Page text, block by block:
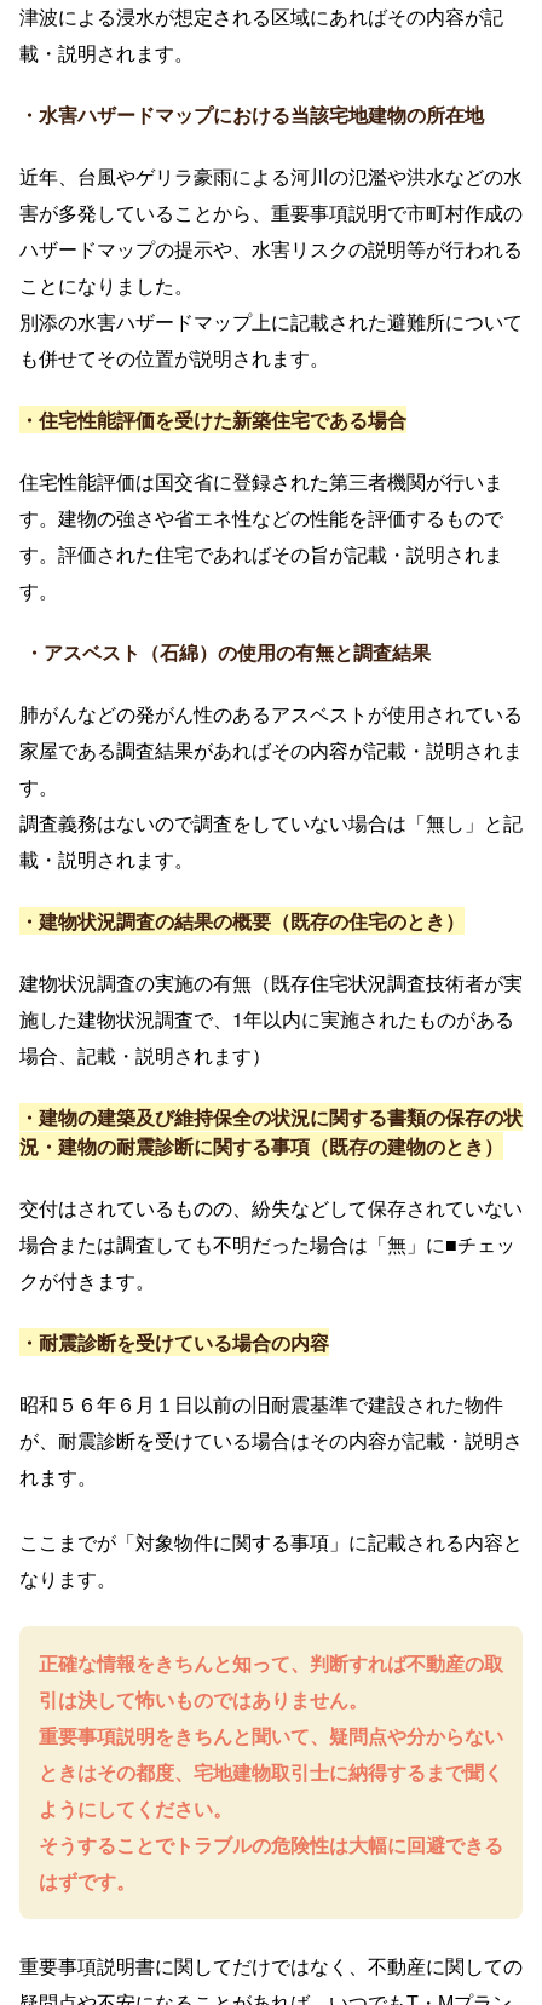
津波による浸水が想定される区域にあればその内容が記
載・説明されます。
・水害ハザードマップにおける当該宅地建物の所在地
近年、台風やゲリラ豪雨による河川の氾濫や洪水などの水
害が多発していることから、重要事項説明で市町村作成の
ハザードマップの提示や、水害リスクの説明等が行われる
ことになりました。
別添の水害ハザードマップ上に記載された避難所について
も併せてその位置が説明されます。
・住宅性能評価を受けた新築住宅である場合
住宅性能評価は国交省に登録された第三者機関が行いま
す。建物の強さや省エネ性などの性能を評価するもので
す。評価された住宅であればその旨が記載・説明されま
す。
・アスベスト（石綿）の使用の有無と調査結果
肺がんなどの発がん性のあるアスベストが使用されている
家屋である調査結果があればその内容が記載・説明されま
す。
調査義務はないので調査をしていない場合は「無し」と記
載・説明されます。
・建物状況調査の結果の概要（既存の住宅のとき）
建物状況調査の実施の有無（既存住宅状況調査技術者が実
施した建物状況調査で、1年以内に実施されたものがある
場合、記載・説明されます）
・建物の建築及び維持保全の状況に関する書類の保存の状
況・建物の耐震診断に関する事項（既存の建物のとき）
交付はされているものの、紛失などして保存されていない
場合または調査しても不明だった場合は「無」に■チェッ
クが付きます。
・耐震診断を受けている場合の内容
昭和５６年６月１日以前の旧耐震基準で建設された物件
が、耐震診断を受けている場合はその内容が記載・説明さ
れます。
ここまでが「対象物件に関する事項」に記載される内容と
なります。
正確な情報をきちんと知って、判断すれば不動産の取
引は決して怖いものではありません。
重要事項説明をきちんと聞いて、疑問点や分からない
ときはその都度、宅地建物取引士に納得するまで聞く
ようにしてください。
そうすることでトラブルの危険性は大幅に回避できる
はずです。
重要事項説明書に関してだけではなく、不動産に関しての